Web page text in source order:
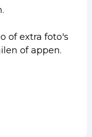
of extra foto's
of appen.